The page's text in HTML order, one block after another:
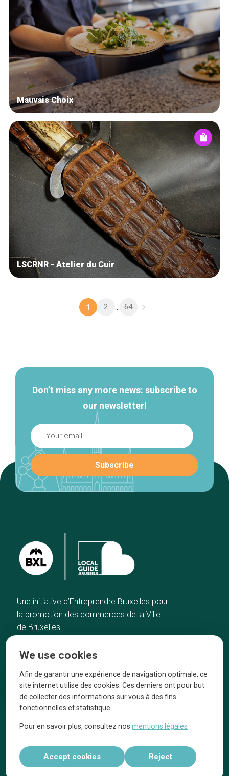
Mauvais Choix
LSCRNR - Atelier du Cuir
1 2 ... 64
Don’t miss any more news: subscribe to
our newsletter!
Une initiative d’Entreprendre Bruxelles pour
la promotion des commerces de la Ville
de Bruxelles
Our top picks
Neighborhoods
Blog
Tops 10
They talk about us
Legal information
Réalisé par
We use cookies
Afin de garantir une expérience de navigation optimale, ce
site internet utilise des cookies. Ces derniers ont pour but
de collecter des informations sur vous à des fins
fonctionnelles et statistique
Pour en savoir plus, consultez nosmentions légales
Accept cookies Reject